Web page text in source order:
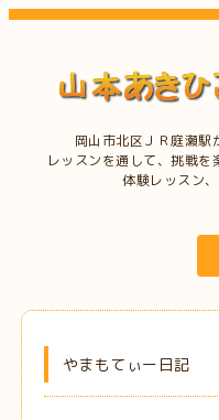
岡山市北区ＪＲ庭瀬駅
レッスンを通して、挑戦
体験レッスン
やまもてぃー日記